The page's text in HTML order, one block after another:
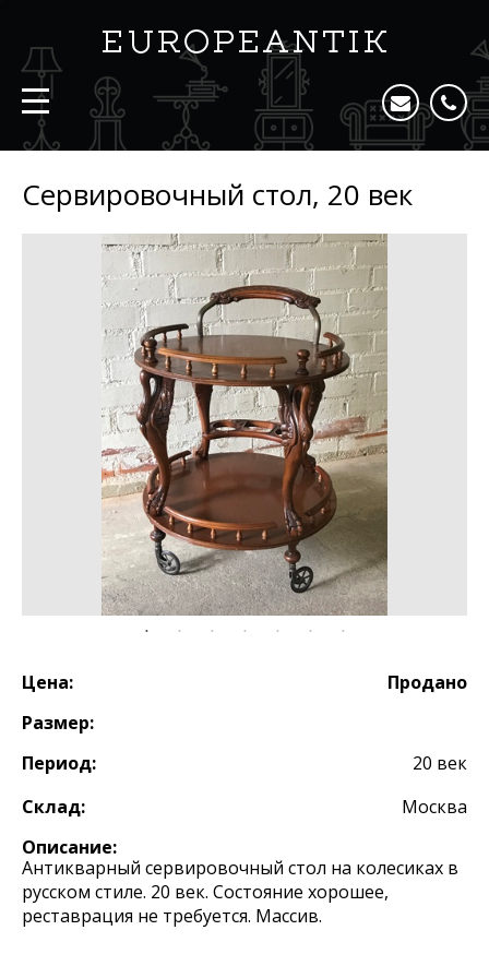
Сервировочный стол, 20 век
Цена:
Продано
Размер:
Период:
20 век
Склад:
Москва
Описание:
Антикварный сервировочный стол на колесиках в
русском стиле. 20 век. Состояние хорошее,
реставрация не требуется. Массив.